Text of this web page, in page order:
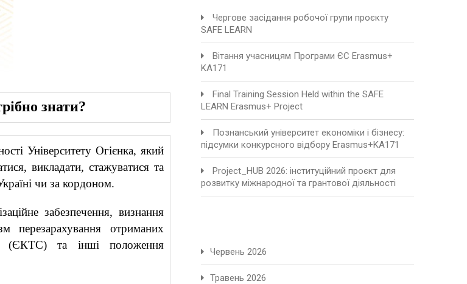
знати?
Університету Огієнка, який
викладати, стажуватися та
чи за кордоном.
забезпечення, визнання
перезарахування отриманих
(ЄКТС) та інші положення
Чергове засідання робочої групи проєкту
SAFE LEARN
Вітання учасницям Програми ЄС Erasmus+
KA171
Final Training Session Held within the SAFE
LEARN Erasmus+ Project
Познанський університет економіки і бізнесу:
підсумки конкурсного відбору Erasmus+KA171
Project_HUB 2026: інституційний проєкт для
розвитку міжнародної та грантової діяльності
Червень 2026
Травень 2026